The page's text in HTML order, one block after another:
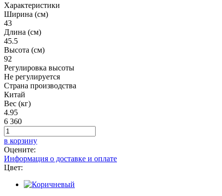
Характеристики
Ширина (см)
43
Длина (см)
45.5
Высота (см)
92
Регулировка высоты
Не регулируется
Страна производства
Китай
Вес (кг)
4.95
6 360
в корзину
Оцените:
Информация о доставке и оплате
Цвет: